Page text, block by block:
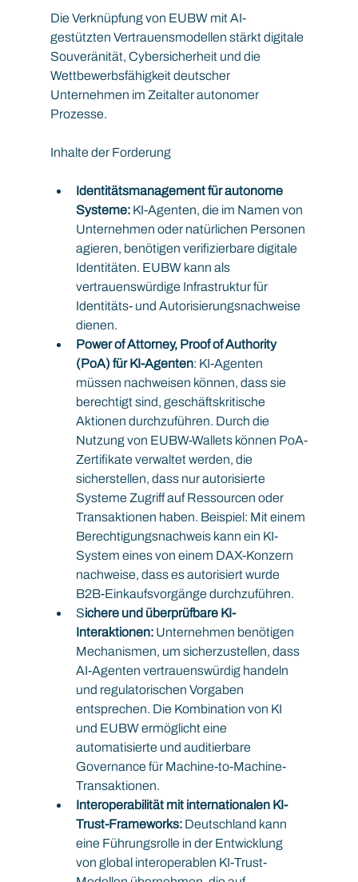
Die Verknüpfung von EUBW mit AI-
gestützten Vertrauensmodellen stärkt digitale
Souveränität, Cybersicherheit und die
Wettbewerbsfähigkeit deutscher
Unternehmen im Zeitalter autonomer
Prozesse.
Inhalte der Forderung
Identitätsmanagement für autonome
Systeme: KI-Agenten, die im Namen von
Unternehmen oder natürlichen Personen
agieren, benötigen verifizierbare digitale
Identitäten. EUBW kann als
vertrauenswürdige Infrastruktur für
Identitäts- und Autorisierungsnachweise
dienen.
Power of Attorney, Proof of Authority
(PoA) für KI-Agenten: KI-Agenten
müssen nachweisen können, dass sie
berechtigt sind, geschäftskritische
Aktionen durchzuführen. Durch die
Nutzung von EUBW-Wallets können PoA-
Zertifikate verwaltet werden, die
sicherstellen, dass nur autorisierte
Systeme Zugriff auf Ressourcen oder
Transaktionen haben. Beispiel: Mit einem
Berechtigungsnachweis kann ein KI-
System eines von einem DAX-Konzern
nachweise, dass es autorisiert wurde
B2B-Einkaufsvorgänge durchzuführen.
Sichere und überprüfbare KI-
Interaktionen: Unternehmen benötigen
Mechanismen, um sicherzustellen, dass
AI-Agenten vertrauenswürdig handeln
und regulatorischen Vorgaben
entsprechen. Die Kombination von KI
und EUBW ermöglicht eine
automatisierte und auditierbare
Governance für Machine-to-Machine-
Transaktionen.
Interoperabilität mit internationalen KI-
Trust-Frameworks: Deutschland kann
eine Führungsrolle in der Entwicklung
von global interoperablen KI-Trust-